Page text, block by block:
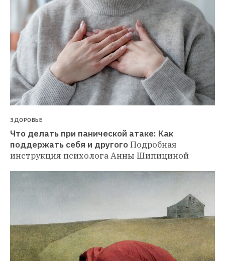
ЗДОРОВЬЕ
Что делать при панической атаке: Как
поддержать себя и другогоПодробная
инструкция психолога Анны Шипициной